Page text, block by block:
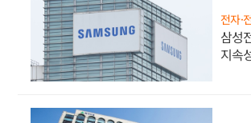
전자·
삼성
지속